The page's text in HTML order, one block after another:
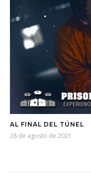
AL FINAL DEL TÚNEL
28 de agosto de 2021